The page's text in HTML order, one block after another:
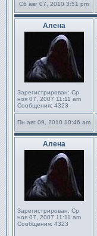
Сб авг 07, 2010 3:51 pm
Алена
Зарегистрирован: Ср
ноя 07, 2007 11:11 am
Сообщения: 4323
Пн авг 09, 2010 10:46 am
Алена
Зарегистрирован: Ср
ноя 07, 2007 11:11 am
Сообщения: 4323